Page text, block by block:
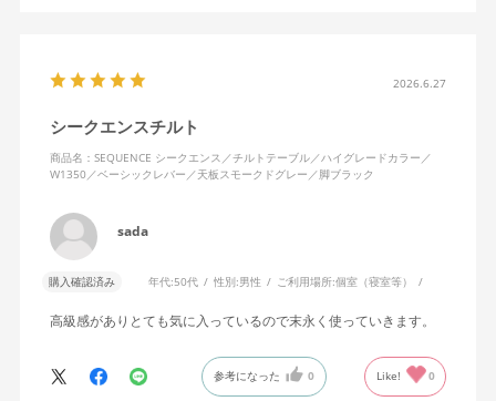
2026.6.27
シークエンスチルト
商品名：SEQUENCE シークエンス／チルトテーブル／ハイグレードカラー／
W1350／ベーシックレバー／天板スモークドグレー／脚ブラック
sada
購入確認済み 年代:50代 性別:男性 ご利用場所:個室（寝室等）
高級感がありとても気に入っているので末永く使っていきます。
参考になった 0 Like! 0